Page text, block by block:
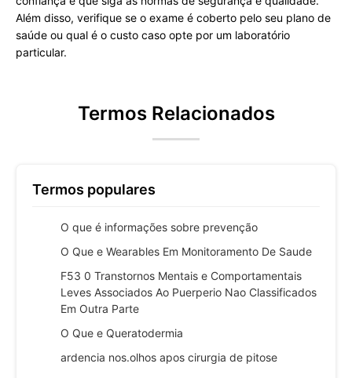
Além disso, verifique se o exame é coberto pelo seu plano de
saúde ou qual é o custo caso opte por um laboratório
particular.
Termos Relacionados
Termos populares
O que é informações sobre prevenção
O Que e Wearables Em Monitoramento De Saude
F53 0 Transtornos Mentais e Comportamentais
Leves Associados Ao Puerperio Nao Classificados
Em Outra Parte
O Que e Queratodermia
ardencia nos.olhos apos cirurgia de pitose